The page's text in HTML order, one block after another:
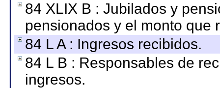
84 XLIX B : Jubilados y
pensionados y el monto que
84 L A : Ingresos recibidos.
84 L B : Responsables de
ingresos.